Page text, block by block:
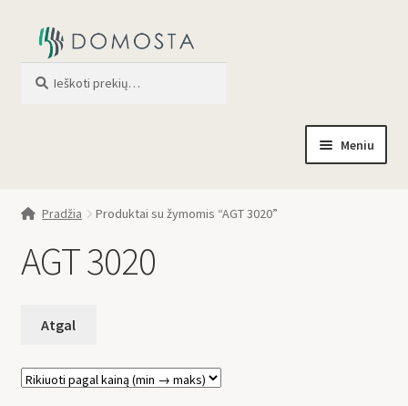
Meniu
Profilis
Pradžia Produktai su žymomis “AGT 3020”
AGT 3020